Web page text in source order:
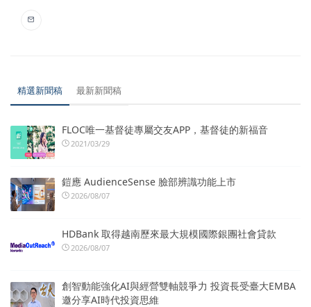
精選新聞稿 最新新聞稿
FLOC唯一基督徒專屬交友APP，基督徒的新福音
2021/03/29
鎧應 AudienceSense 臉部辨識功能上市
2026/08/07
HDBank 取得越南歷來最大規模國際銀團社會貸款
2026/08/07
創智動能強化AI與經營雙軸競爭力 投資長受臺大EMBA
邀分享AI時代投資思維